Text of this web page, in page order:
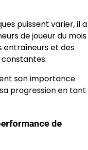
puissent varier, il a
de joueur du mois
entraîneurs et des
son importance
progression en tant
de